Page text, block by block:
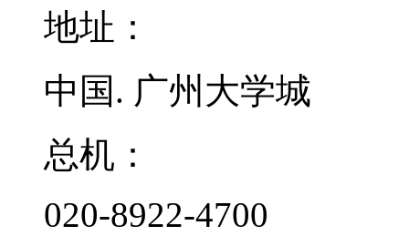
地址：
中国. 广州大学城
总机：
020-8922-4700